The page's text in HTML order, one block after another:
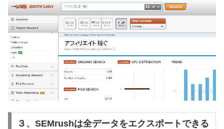
３、SEMrushは全データをエクスポートできる